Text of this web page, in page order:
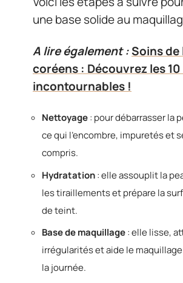
une base solide au
A lire également :Soins de
coréens : Découvrez les
incontournables !
Nettoyage: pour débarrasser la
ce qui l’encombre, impuretés et
compris.
Hydratation: elle assouplit la
les tiraillements et prépare la
de teint.
Base de maquillage: elle lisse,
irrégularités et aide le
la journée.